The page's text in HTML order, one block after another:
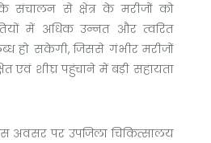
संचालन से क्षेत्र के मरीजों को
में अधिक उन्नत और त्वरित
हो सकेगी, जिससे गंभीर मरीजों
एवं शीघ्र पहुंचाने में बड़ी सहायता
अवसर पर उपजिला चिकित्सालय